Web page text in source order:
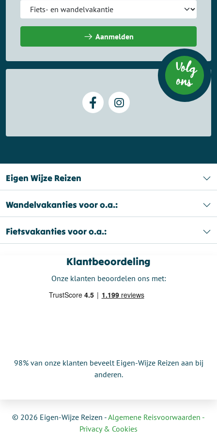
Aanmelden
Volg
on
s
Eigen Wijze Reizen
Wandelvakanties voor o.a.:
Fietsvakanties voor o.a.:
Klantbeoordeling
Onze klanten beoordelen ons met:
98% van onze klanten beveelt Eigen-Wijze Reizen aan bij
anderen.
© 2026 Eigen-Wijze Reizen -Algemene Reisvoorwaarden -
Privacy & Cookies